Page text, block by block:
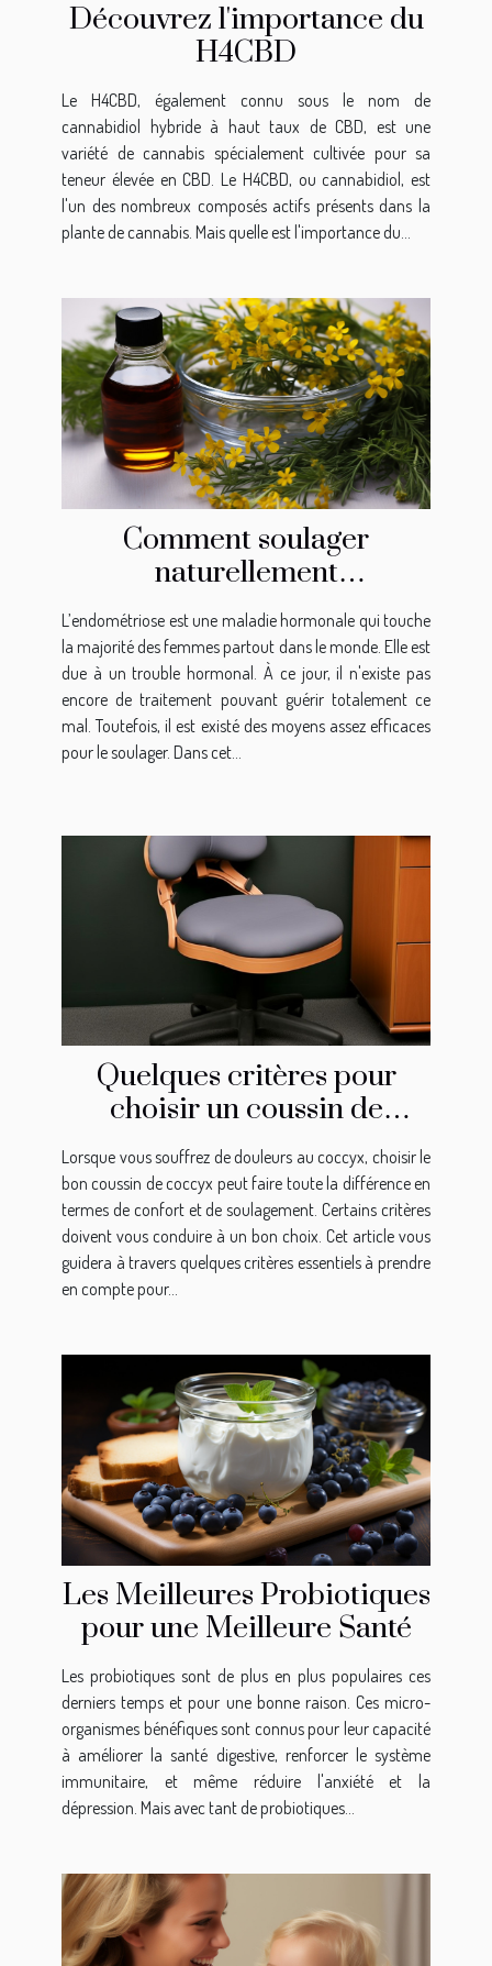
Découvrez l'importance du
H4CBD
Le H4CBD, également connu sous le nom de
cannabidiol hybride à haut taux de CBD, est une
variété de cannabis spécialement cultivée pour sa
teneur élevée en CBD. Le H4CBD, ou cannabidiol, est
l'un des nombreux composés actifs présents dans la
plante de cannabis. Mais quelle est l'importance du...
Comment soulager
naturellement
l’endométriose ?
L’endométriose est une maladie hormonale qui touche
la majorité des femmes partout dans le monde. Elle est
due à un trouble hormonal. À ce jour, il n'existe pas
encore de traitement pouvant guérir totalement ce
mal. Toutefois, il est existé des moyens assez efficaces
pour le soulager. Dans cet...
Quelques critères pour
choisir un coussin de
coccyx
Lorsque vous souffrez de douleurs au coccyx, choisir le
bon coussin de coccyx peut faire toute la différence en
termes de confort et de soulagement. Certains critères
doivent vous conduire à un bon choix. Cet article vous
guidera à travers quelques critères essentiels à prendre
en compte pour...
Les Meilleures Probiotiques
pour une Meilleure Santé
Les probiotiques sont de plus en plus populaires ces
derniers temps et pour une bonne raison. Ces micro-
organismes bénéfiques sont connus pour leur capacité
à améliorer la santé digestive, renforcer le système
immunitaire, et même réduire l'anxiété et la
dépression. Mais avec tant de probiotiques...